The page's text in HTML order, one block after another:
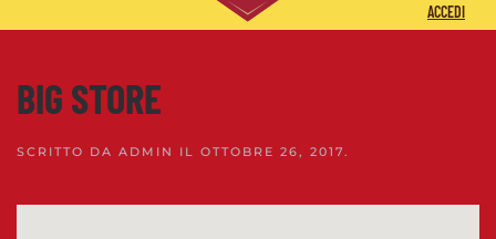
ACCEDI
BIG STORE
SCRITTO DA ADMIN IL OTTOBRE 26, 2017.